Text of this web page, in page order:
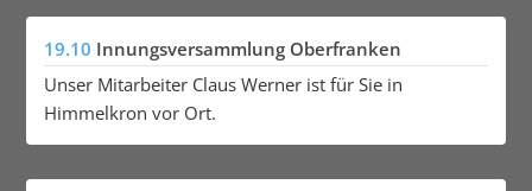
19.10 Innungsversammlung Oberfranken
Unser Mitarbeiter Claus Werner ist für Sie in
Himmelkron vor Ort.